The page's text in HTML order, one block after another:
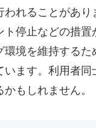
れることがあ
停止などの措
境を維持する
ます。利用者
もしれません。